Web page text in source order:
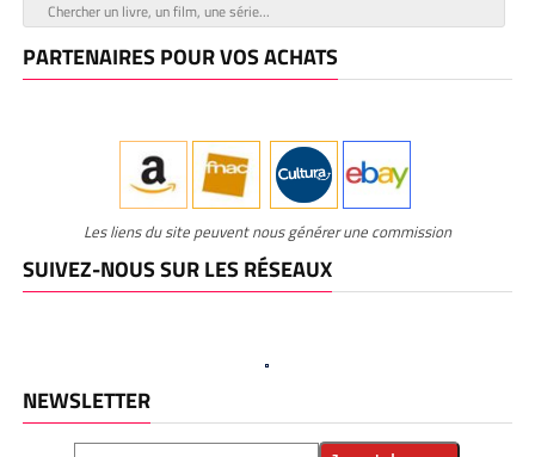
PARTENAIRES POUR VOS ACHATS
Les liens du site peuvent nous générer une commission
SUIVEZ-NOUS SUR LES RÉSEAUX
NEWSLETTER